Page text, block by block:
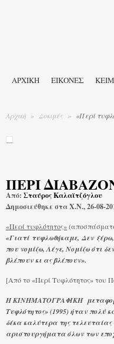
ΑΡΧΙΚΉ ΕΙΚΟΝΕΣ
Αρχική » Δοκιμές » «Περί
ΠΕΡΙ
Από: Σταύρος Καλαϊτζόγλου
Δημοσιεύθηκε στα Χ.Ν., 26-08-
«Περί τυφλότητος»
«Γιατί τυφλωθήκαμε, Δεν
που νομίζω, Λέγε, Νομίζω ότι
βλέπουν κι ας βλέπουν».
[Aπό το «Περί Τυφλότητος» του
Η ΚΙΝΗΜΑΤΟΓΡΑΦΙΚΗ μεταφορά
Τυφλότητος» (1995) ήταν πολύ
δέκα καλύτερα της
αριστουργήματα όλων των